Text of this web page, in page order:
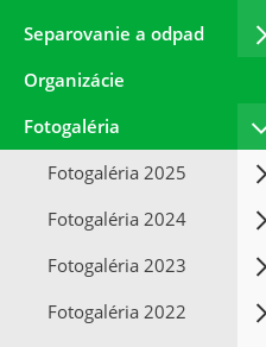
Separovanie a odpad
Organizácie
Fotogaléria
Fotogaléria 2025
Fotogaléria 2024
Fotogaléria 2023
Fotogaléria 2022